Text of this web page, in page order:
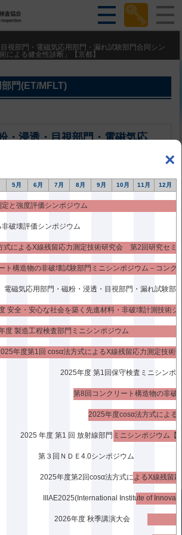
視部門・電磁気応用部門・漏れ試験部門合同シン
による健全性診断」【京都】
×
5月 6月 7月 8月 9月 10月 11月 12月
と強度評価シンポジウム
破壊評価シンポジウム
式によるX線残留応力測定技術研究会 第2回研究セミ
安全・安心な社会を築く先進材料・非破壊計測技術シ
度 製造工程検査部門ミニシンポジウム
年度第1回 cosα法方式によるX線残留応力測定技術
2025年度 第1回保守検査ミニシンポ
2025年度cosα法方式によ
2025 年度 第1 回 放射線部門ミニシンポジウム【
第３回ＮＤＥ4.0シンポジウム
2026年度 秋季講演大会
門(ET/MFLT)
浸透・目視部門・電磁気応
試験部門合同シンポジウム
年)3月18日（月）～19日（火）
<<前の記事 次の記事>>